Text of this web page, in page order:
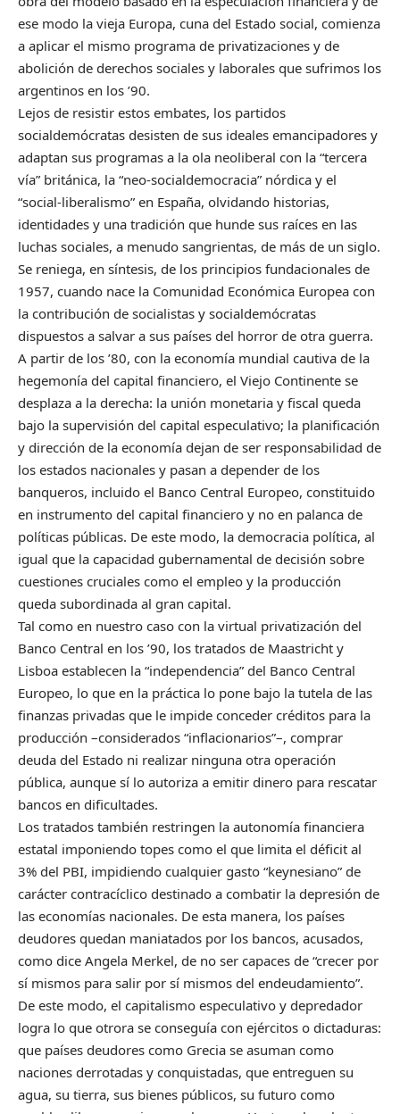
ese modo la vieja Europa, cuna del Estado social, comienza
a aplicar el mismo programa de privatizaciones y de
abolición de derechos sociales y laborales que sufrimos los
argentinos en los ’90.
Lejos de resistir estos embates, los partidos
socialdemócratas desisten de sus ideales emancipadores y
adaptan sus programas a la ola neoliberal con la “tercera
vía” británica, la “neo-socialdemocracia” nórdica y el
“social-liberalismo” en España, olvidando historias,
identidades y una tradición que hunde sus raíces en las
luchas sociales, a menudo sangrientas, de más de un siglo.
Se reniega, en síntesis, de los principios fundacionales de
1957, cuando nace la Comunidad Económica Europea con
la contribución de socialistas y socialdemócratas
dispuestos a salvar a sus países del horror de otra guerra.
A partir de los ’80, con la economía mundial cautiva de la
hegemonía del capital financiero, el Viejo Continente se
desplaza a la derecha: la unión monetaria y fiscal queda
bajo la supervisión del capital especulativo; la planificación
y dirección de la economía dejan de ser responsabilidad de
los estados nacionales y pasan a depender de los
banqueros, incluido el Banco Central Europeo, constituido
en instrumento del capital financiero y no en palanca de
políticas públicas. De este modo, la democracia política, al
igual que la capacidad gubernamental de decisión sobre
cuestiones cruciales como el empleo y la producción
queda subordinada al gran capital.
Tal como en nuestro caso con la virtual privatización del
Banco Central en los ’90, los tratados de Maastricht y
Lisboa establecen la “independencia” del Banco Central
Europeo, lo que en la práctica lo pone bajo la tutela de las
finanzas privadas que le impide conceder créditos para la
producción –considerados “inflacionarios”–, comprar
deuda del Estado ni realizar ninguna otra operación
pública, aunque sí lo autoriza a emitir dinero para rescatar
bancos en dificultades.
Los tratados también restringen la autonomía financiera
estatal imponiendo topes como el que limita el déficit al
3% del PBI, impidiendo cualquier gasto “keynesiano” de
carácter contracíclico destinado a combatir la depresión de
las economías nacionales. De esta manera, los países
deudores quedan maniatados por los bancos, acusados,
como dice Angela Merkel, de no ser capaces de “crecer por
sí mismos para salir por sí mismos del endeudamiento”.
De este modo, el capitalismo especulativo y depredador
logra lo que otrora se conseguía con ejércitos o dictaduras:
que países deudores como Grecia se asuman como
naciones derrotadas y conquistadas, que entreguen su
agua, su tierra, sus bienes públicos, su futuro como